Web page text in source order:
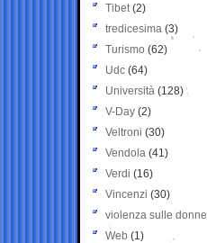
Tibet(2)
tredicesima (3)
Turismo (62)
Udc (64)
Università (128)
V-Day (2)
Veltroni (30)
Vendola (41)
Verdi (16)
Vincenzi (30)
violenza sulle donne
Web (1)